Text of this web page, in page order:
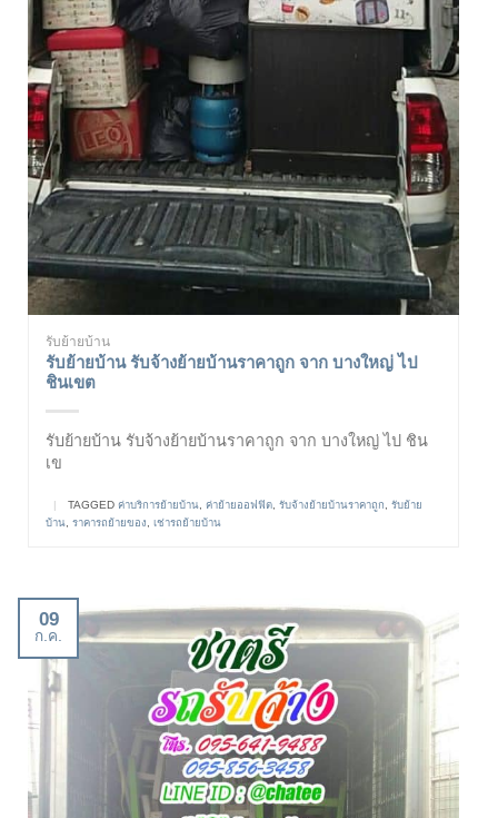
รับย้ายบ้าน
รับย้ายบ้าน รับจ้างย้ายบ้านราคาถูก จาก บางใหญ่ ไป
ชินเขต
รับย้ายบ้าน รับจ้างย้ายบ้านราคาถูก จาก บางใหญ่ ไป ชิน
เข
| TAGGED ค่าบริการย้ายบ้าน ค่าย้ายออฟฟิต รับจ้างย้ายบ้านราคาถูก
รับย้าย
บ้าน ราคารถย้ายของ เช่ารถย้ายบ้าน
09
ก.ค.